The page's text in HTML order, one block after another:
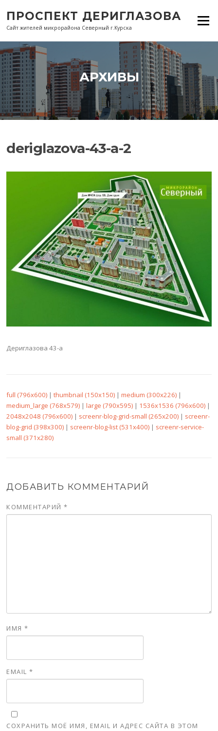
содержанию
ПРОСПЕКТ ДЕРИГЛАЗОВА
Сайт жителей микрорайона Северный г.Курска
Меню
АРХИВЫ
deriglazova-43-a-2
Дериглазова 43-а
full (796x600) |thumbnail (150x150) |medium (300x226) |
medium_large (768x579) |large (790x595) | 1536x1536 (796x600) |
2048x2048 (796x600) | screenr-blog-grid-small (265x200) | screenr-
blog-grid (398x300) | screenr-blog-list (531x400) | screenr-service-
small (371x280)
ДОБАВИТЬ КОММЕНТАРИЙ
КОММЕНТАРИЙ*
ИМЯ*
EMAIL*
СОХРАНИТЬ МОЁ ИМЯ, EMAIL И АДРЕС САЙТА В ЭТОМ